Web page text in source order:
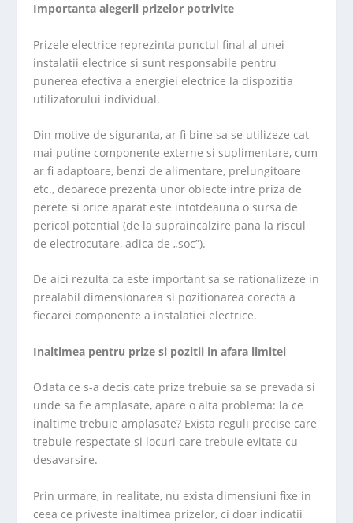
Importanta alegerii prizelor potrivite
Prizele electrice reprezinta punctul final al unei
instalatii electrice si sunt responsabile pentru
punerea efectiva a energiei electrice la dispozitia
utilizatorului individual.
Din motive de siguranta, ar fi bine sa se utilizeze cat
mai putine componente externe si suplimentare, cum
ar fi adaptoare, benzi de alimentare, prelungitoare
etc., deoarece prezenta unor obiecte intre priza de
perete si orice aparat este intotdeauna o sursa de
pericol potential (de la supraincalzire pana la riscul
de electrocutare, adica de „soc”).
De aici rezulta ca este important sa se rationalizeze in
prealabil dimensionarea si pozitionarea corecta a
fiecarei componente a instalatiei electrice.
Inaltimea pentru prize si pozitii in afara limitei
Odata ce s-a decis cate prize trebuie sa se prevada si
unde sa fie amplasate, apare o alta problema: la ce
inaltime trebuie amplasate? Exista reguli precise care
trebuie respectate si locuri care trebuie evitate cu
desavarsire.
Prin urmare, in realitate, nu exista dimensiuni fixe in
ceea ce priveste inaltimea prizelor, ci doar indicatii